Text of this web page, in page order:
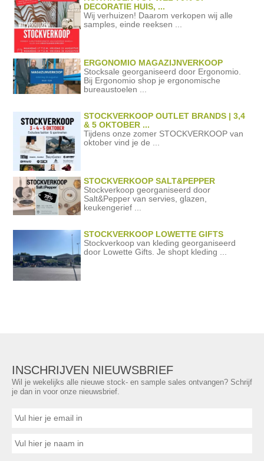
DECORATIE HUIS, ...
Wij verhuizen! Daarom verkopen wij alle
samples, einde reeksen ...
ERGONOMIO MAGAZIJNVERKOOP
Stocksale georganiseerd door Ergonomio.
Bij Ergonomio shop je ergonomische
bureaustoelen ...
STOCKVERKOOP OUTLET BRANDS | 3,4
& 5 OKTOBER ...
Tijdens onze zomer STOCKVERKOOP van
oktober vind je de ...
STOCKVERKOOP SALT&PEPPER
Stockverkoop georganiseerd door
Salt&Pepper van servies, glazen,
keukengerief ...
STOCKVERKOOP LOWETTE GIFTS
Stockverkoop van kleding georganiseerd
door Lowette Gifts. Je shopt kleding ...
INSCHRIJVEN NIEUWSBRIEF
Wil je wekelijks alle nieuwe stock- en sample sales ontvangen? Schrijf
je dan in voor onze nieuwsbrief.